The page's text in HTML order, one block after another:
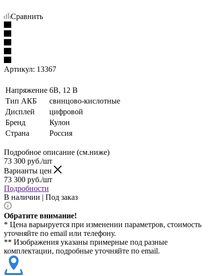
Сравнить
Артикул: 13367
Напряжение 6В, 12 В
Тип АКБ
свинцово-кислотные
Дисплей
цифровой
Бренд
Кулон
Страна
Россия
Подробное описание (см.ниже)
73 300 руб./шт
Варианты цен
73 300 руб./шт
Подробности
В наличии | Под заказ
Обратите внимание!
* Цена варьируется при изменении параметров, стоимость
уточняйте по email или телефону.
** Изображения указаны примерные под разные
комплектации, подробные уточняйте по email.